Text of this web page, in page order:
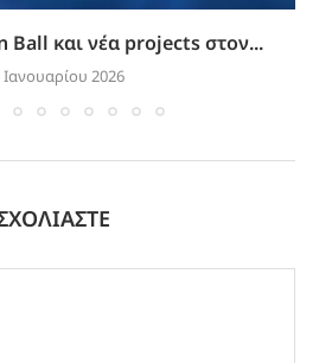
Ball και νέα projects στον...
Ιανουαρίου 2026